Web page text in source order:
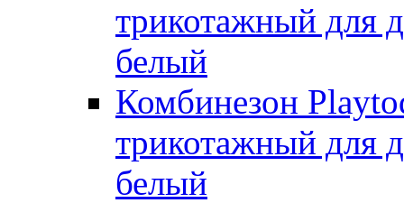
трикотажный для
белый
Комбинезон
трикотажный для
белый